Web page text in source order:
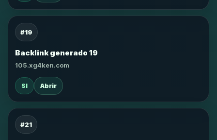
#19
Backlink generado 19
105.xg4ken.com
SI Abrir
#21